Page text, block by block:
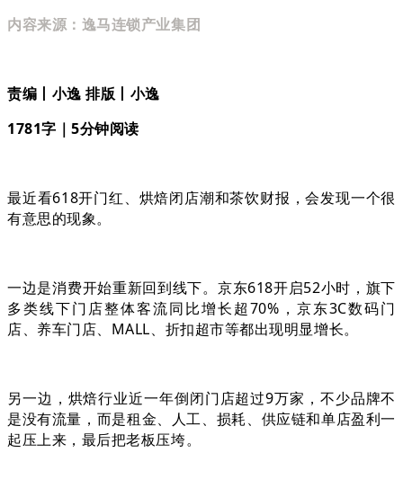
内容来源：逸马连锁产业集团
责编丨小逸 排版丨小逸
1781字｜5分钟阅读
最近看618开门红、烘焙闭店潮和茶饮财报，会发现一个很
有意思的现象。
一边是消费开始重新回到线下。京东618开启52小时，旗下
多类线下门店整体客流同比增长超70%，京东3C数码门
店、养车门店、MALL、折扣超市等都出现明显增长。
另一边，烘焙行业近一年倒闭门店超过9万家，不少品牌不
是没有流量，而是租金、人工、损耗、供应链和单店盈利一
起压上来，最后把老板压垮。